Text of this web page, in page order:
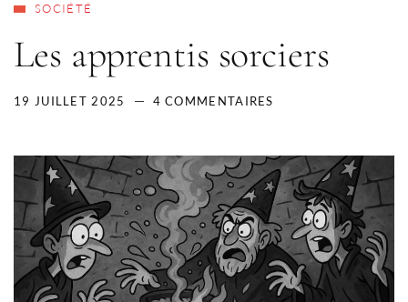
SOCIÉTÉ
Les apprentis sorciers
19 JUILLET 2025 4 COMMENTAIRES